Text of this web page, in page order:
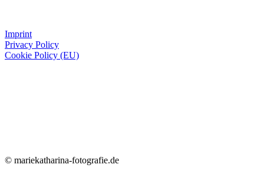
Imprint
Privacy Policy
Cookie Policy (EU)
© mariekatharina-fotografie.de